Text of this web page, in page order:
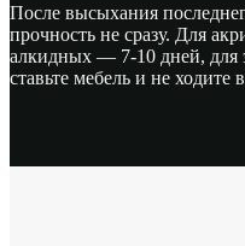
После высыхания
прочность не сразу. Для
алкидных — 7-10 дней,
ставьте мебель и не